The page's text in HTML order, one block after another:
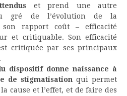
et prend une autre
gré de l’évolution de la
son rapport coût – efficacité
et critiquable. Son efficacité
critiquée par ses principaux
dispositif donne naissance à
de stigmatisation qui permet
cause et l’effet, et de faire des